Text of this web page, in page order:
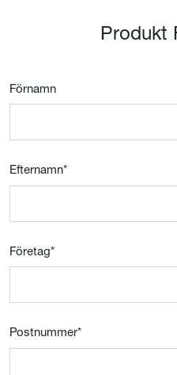
Produkt
Förnamn
Efternamn*
Företag*
Postnummer*